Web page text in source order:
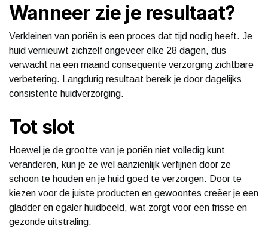
Wanneer zie je resultaat?
Verkleinen van poriën is een proces dat tijd nodig heeft. Je
huid vernieuwt zichzelf ongeveer elke 28 dagen, dus
verwacht na een maand consequente verzorging zichtbare
verbetering. Langdurig resultaat bereik je door dagelijks
consistente huidverzorging.
Tot slot
Hoewel je de grootte van je poriën niet volledig kunt
veranderen, kun je ze wel aanzienlijk verfijnen door ze
schoon te houden en je huid goed te verzorgen. Door te
kiezen voor de juiste producten en gewoontes creëer je een
gladder en egaler huidbeeld, wat zorgt voor een frisse en
gezonde uitstraling.